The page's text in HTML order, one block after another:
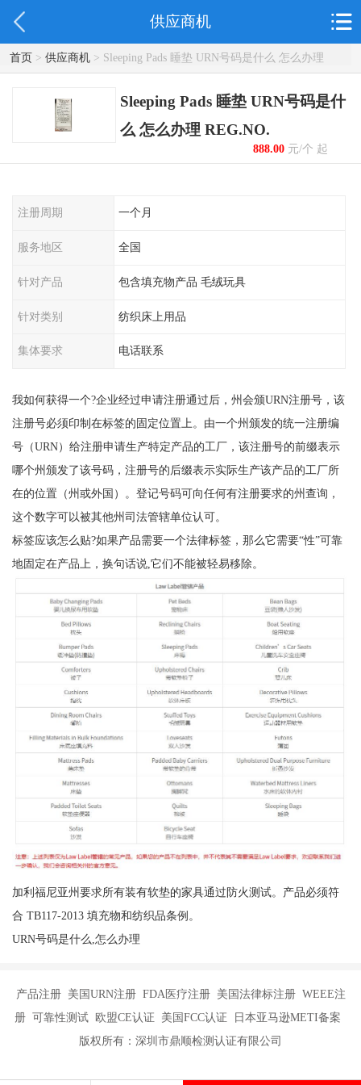
供应商机
首页> 供应商机> Sleeping Pads 睡垫 URN号码是什么 怎么办理
REG.NO.
Sleeping Pads 睡垫 URN号码是什
么 怎么办理 REG.NO.
888.00元/个 起
注册周期 一个月
服务地区 全国
针对产品 包含填充物产品 毛绒玩具
针对类别 纺织床上用品
集体要求 电话联系
我如何获得一个?企业经过申请注册通过后，州会颁URN注册号，该
注册号必须印制在标签的固定位置上。由一个州颁发的统一注册编
号（URN）给注册申请生产特定产品的工厂，该注册号的前缀表示
哪个州颁发了该号码，注册号的后缀表示实际生产该产品的工厂所
在的位置（州或外国）。登记号码可向任何有注册要求的州查询，
这个数字可以被其他州司法管辖单位认可。
标签应该怎么贴?如果产品需要一个法律标签，那么它需要“性”可靠
地固定在产品上，换句话说,它们不能被轻易移除。
加利福尼亚州要求所有装有软垫的家具通过防火测试。产品必须符
合 TB117-2013 填充物和纺织品条例。
URN号码是什么,怎么办理
产品注册 美国URN注册 FDA医疗注册 美国法律标注册 WEEE注
册 可靠性测试 欧盟CE认证 美国FCC认证 日本亚马逊METI备案
版权所有：深圳市鼎顺检测认证有限公司